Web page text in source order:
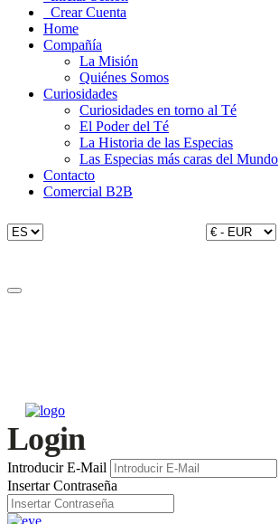
Crear Cuenta
Home
Compañía
La Misión
Quiénes Somos
Curiosidades
Curiosidades en torno al Té
El Poder del Té
La Historia de las Especias
Las Especias más caras del Mundo
Contacto
Comercial B2B
Login
Introducir E-Mail
Insertar Contraseña